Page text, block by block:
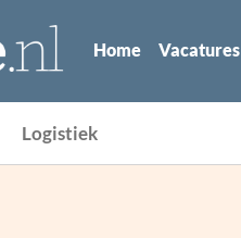
Home Vacatures
Logistiek